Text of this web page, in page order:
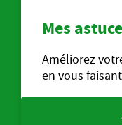
Mes
Améliorez
en vous